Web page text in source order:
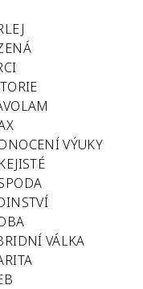
VÝUKY
VÁLKA